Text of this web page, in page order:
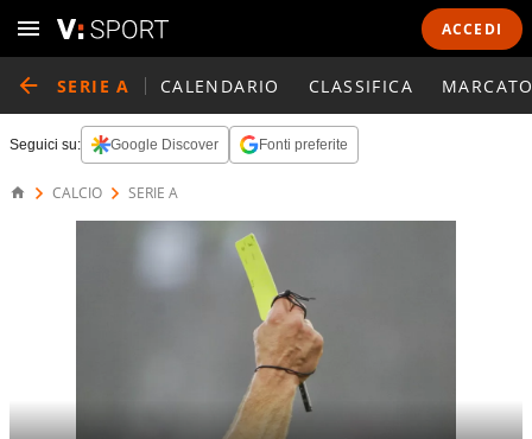
ACCEDI
SERIE A CALENDARIO CLASSIFICA
Seguici su: Google Discover Fonti preferite
CALCIO SERIE A